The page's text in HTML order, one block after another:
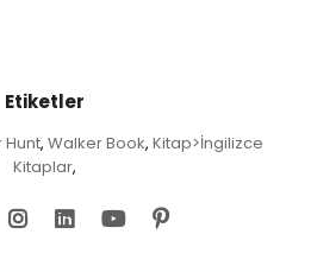
Etiketler
Hunt, Walker Book, Kitap>İngilizce
Kitaplar,